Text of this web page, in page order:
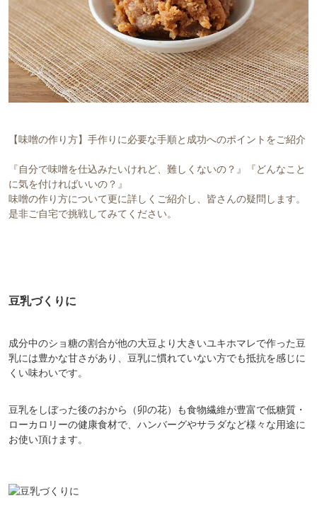
【味噌の作り方】手作りに必要な手順と成功へのポイントをご紹介
『自分で味噌を仕込みたいけれど、難しくないの？』『どんなこと
に気を付ければいいの？』
味噌の作り方について更に詳しくご紹介し、皆さんの疑問します。
是非ご自宅で挑戦してみてください。
豆乳づくりに
成分中のショ糖の割合が他の大豆より大きいユキホマレで作った豆
乳には豊かな甘さがあり、豆乳に慣れていない方でも抵抗を感じに
くい味わいです。
豆乳をしぼった後のおから（卯の花）も食物繊維が豊富で低糖質・
ローカロリーの健康食材で、ハンバーグやサラダなど様々な用途に
お使い頂けます。
対象者：かわしま屋で初めてお買い物をされる方
利用条件：3,000円以上のお買い物でご利用いただけます
ご利用回数：お一人様1回限り
※他のクーポンとの併用はできません
クーポンのご利用方法はこちら >>